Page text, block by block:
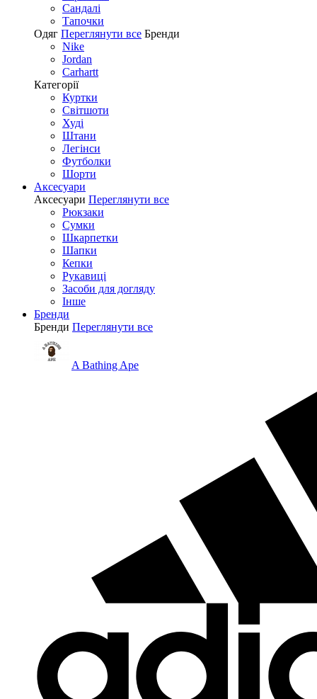
Сандалі
Tапочки
Одяг Переглянути все Бренди
Nike
Jordan
Carhartt
Категорії
Куртки
Світшоти
Худі
Штани
Легінси
Футболки
Шорти
Аксесуари
Аксесуари Переглянути все
Рюкзаки
Сумки
Шкарпетки
Шапки
Кепки
Рукавиці
Засоби для догляду
Інше
Бренди
Бренди Переглянути все
A Bathing Ape